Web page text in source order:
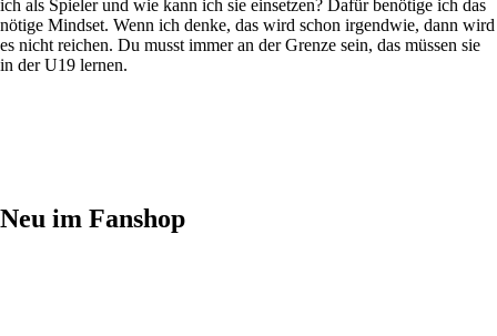
ich als Spieler und wie kann ich sie einsetzen? Dafür benötige ich das
nötige Mindset. Wenn ich denke, das wird schon irgendwie, dann wird
es nicht reichen. Du musst immer an der Grenze sein, das müssen sie
in der U19 lernen.
Neu im Fanshop